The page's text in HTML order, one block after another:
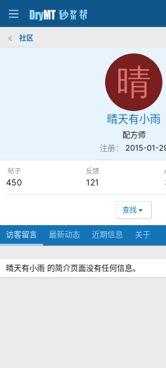
社区
晴
晴天有小雨
配方师
注册
2015-01-
帖子
450
反馈
121
查找
访客留言 最新动态 近期信息 关于
晴天有小雨 的简介页面没有任何信息。